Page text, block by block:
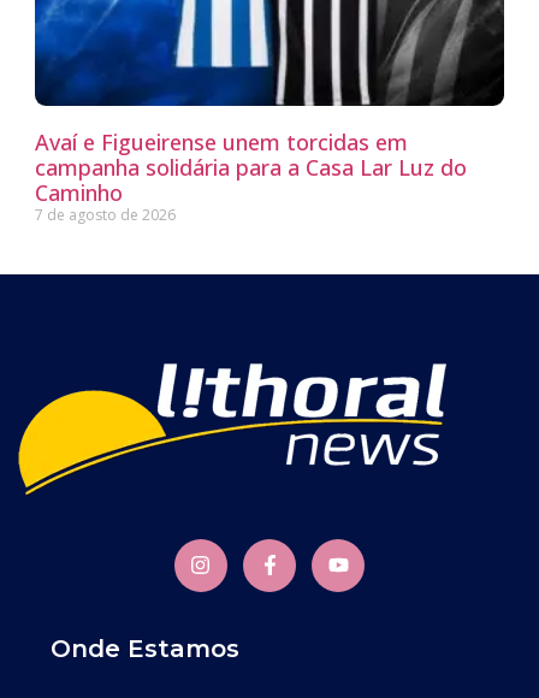
Avaí e Figueirense unem torcidas em
campanha solidária para a Casa Lar Luz do
Caminho
7 de agosto de 2026
Onde Estamos